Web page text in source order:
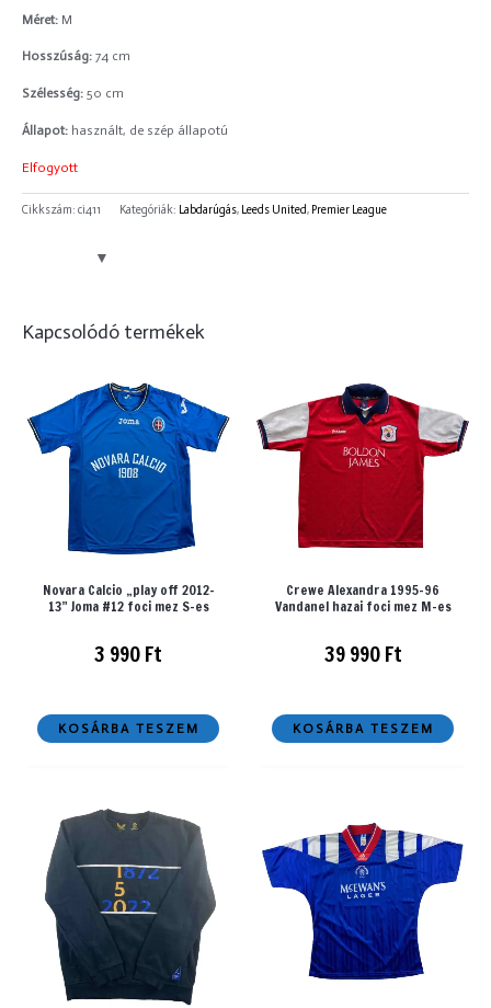
Méret: M
Hosszúság: 74 cm
Szélesség: 50 cm
Állapot: használt, de szép állapotú
Elfogyott
Cikkszám: ci411 Kategóriák: Labdarúgás, Leeds United, Premier League
Kapcsolódó termékek
Novara Calcio „play off 2012-
13” Joma #12 foci mez S-es
3 990Ft
KOSÁRBA TESZEM
Crewe Alexandra 1995-96
Vandanel hazai foci mez M-es
39 990Ft
KOSÁRBA TESZEM